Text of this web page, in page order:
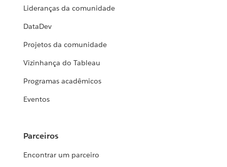
Lideranças da comunidade
DataDev
Projetos da comunidade
Vizinhança do Tableau
Programas acadêmicos
Eventos
Parceiros
Encontrar um parceiro